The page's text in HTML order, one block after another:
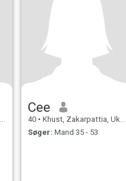
Cee
40 • Khust, Zakarpattia, Ukraine
Søger: Mand 35 - 53